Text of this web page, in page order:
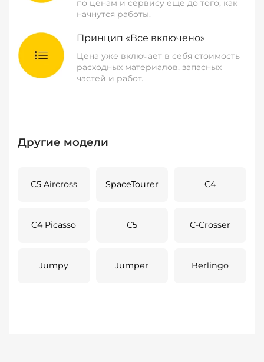
по ценам и сервису еще до того, как
начнутся работы.
Принцип «Все включено»
Цена уже включает в себя стоимость
расходных материалов, запасных
частей и работ.
Другие модели
C5 Aircross SpaceTourer C4
C4 Picasso C5 C-Crosser
Jumpy Jumper Berlingo